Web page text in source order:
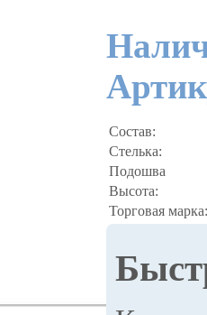
Состав:
Стелька:
Подошва
Высота:
Торговая марка: